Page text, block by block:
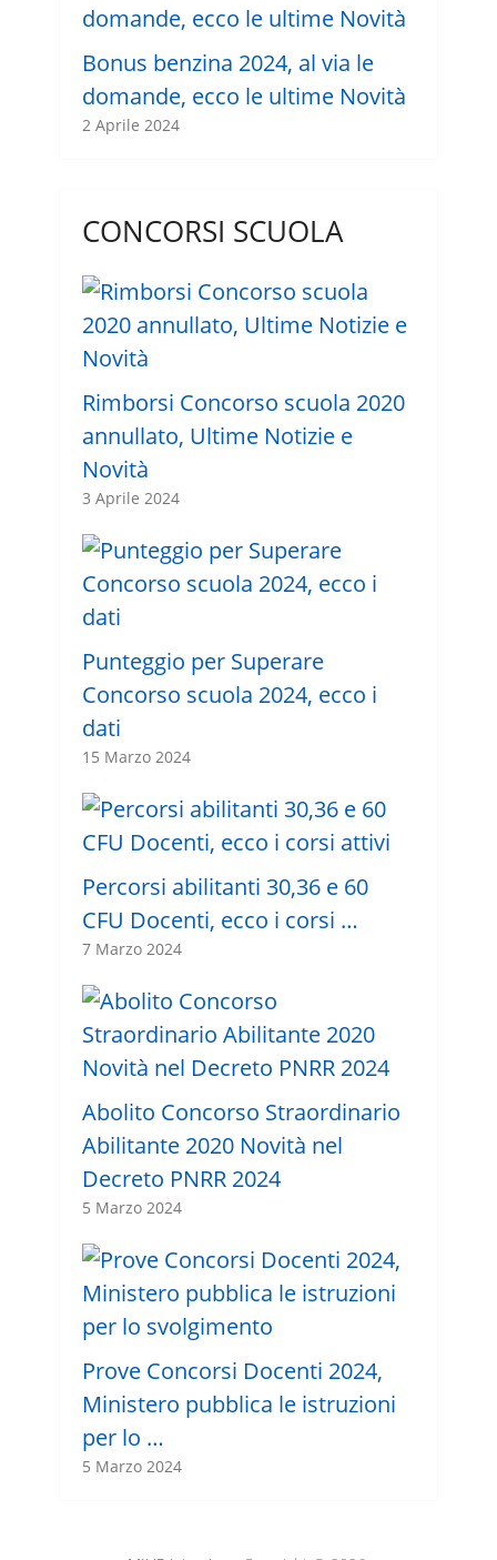
Bonus benzina 2024, al via le
domande, ecco le ultime Novità
2 Aprile 2024
CONCORSI SCUOLA
Rimborsi Concorso scuola 2020
annullato, Ultime Notizie e
Novità
3 Aprile 2024
Punteggio per Superare
Concorso scuola 2024, ecco i
dati
15 Marzo 2024
Percorsi abilitanti 30,36 e 60
CFU Docenti, ecco i corsi …
7 Marzo 2024
Abolito Concorso Straordinario
Abilitante 2020 Novità nel
Decreto PNRR 2024
5 Marzo 2024
Prove Concorsi Docenti 2024,
Ministero pubblica le istruzioni
per lo …
5 Marzo 2024